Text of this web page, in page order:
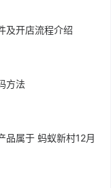
及开店流程介绍
方法
品属于 蚂蚁新村12月